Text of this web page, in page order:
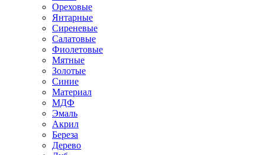
Ореховые
Янтарные
Сиреневые
Салатовые
Фиолетовые
Мятные
Золотые
Синие
Материал
МДФ
Эмаль
Акрил
Береза
Дерево